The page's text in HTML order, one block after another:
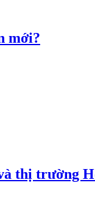
mới?
thị trường